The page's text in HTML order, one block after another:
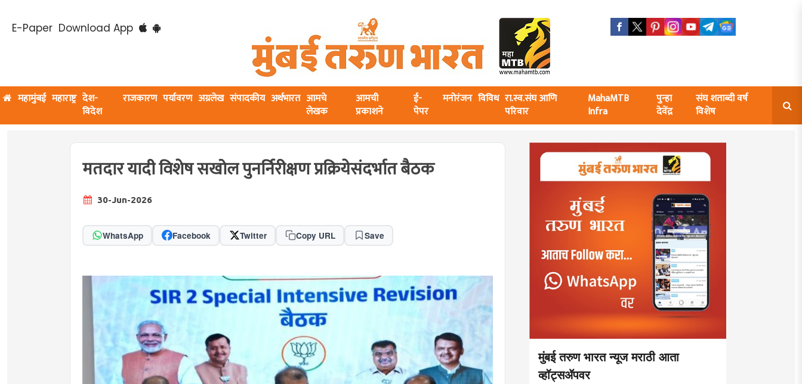
E-Paper Download App
महामुंबई महाराष्ट्र देश-
विदेश
राजकारण पर्यावरण अग्रलेख संपादकीय अर्थभारत आमचे
लेखक
आमची
प्रकाशने
ई-
पेपर
मनोरंजन विविध रा.स्व.संघ आणि
परिवार
MahaMTB
Infra
पुन्हा
देवेंद्र
संघ शताब्दी वर्ष
विशेष
मतदार यादी विशेष सखोल पुनर्निरीक्षण प्रक्रियेसंदर्भात बैठक
30-Jun-2026
WhatsApp Facebook Twitter Copy URL Save
मुंबई तरुण भारत न्यूज मराठी आता
व्हॉट्सॲपवर